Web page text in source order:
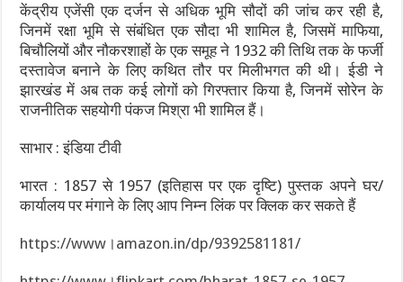
केंद्रीय एजेंसी एक दर्जन से अधिक भूमि सौदों की जांच कर रही है,
जिनमें रक्षा भूमि से संबंधित एक सौदा भी शामिल है, जिसमें माफिया,
बिचौलियों और नौकरशाहों के एक समूह ने 1932 की तिथि तक के फर्जी
दस्तावेज बनाने के लिए कथित तौर पर मिलीभगत की थी। ईडी ने
झारखंड में अब तक कई लोगों को गिरफ्तार किया है, जिनमें सोरेन के
राजनीतिक सहयोगी पंकज मिश्रा भी शामिल हैं।
साभार : इंडिया टीवी
भारत : 1857 से 1957 (इतिहास पर एक दृष्टि) पुस्तक अपने घर/
कार्यालय पर मंगाने के लिए आप निम्न लिंक पर क्लिक कर सकते हैं
https://www।amazon.in/dp/9392581181/